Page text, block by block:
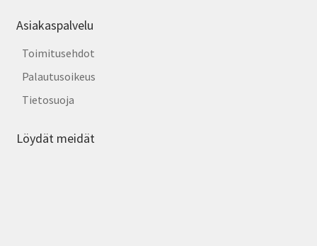
Asiakaspalvelu
Toimitusehdot
Palautusoikeus
Tietosuoja
Löydät meidät